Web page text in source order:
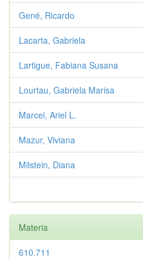
Gené, Ricardo
Lacarta, Gabriela
Lartigue, Fabiana Susana
Lourtau, Gabriela Marisa
Marcel, Ariel L.
Mazur, Viviana
Milstein, Diana
Materia
610.711